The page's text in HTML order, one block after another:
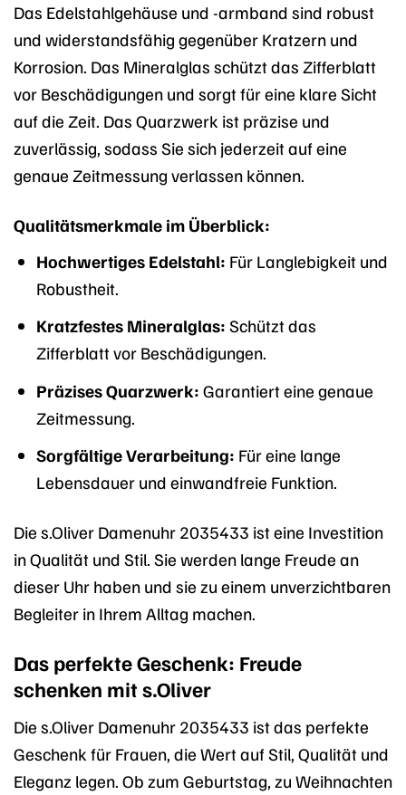
Das Edelstahlgehäuse und -armband sind robust
und widerstandsfähig gegenüber Kratzern und
Korrosion. Das Mineralglas schützt das Zifferblatt
vor Beschädigungen und sorgt für eine klare Sicht
auf die Zeit. Das Quarzwerk ist präzise und
zuverlässig, sodass Sie sich jederzeit auf eine
genaue Zeitmessung verlassen können.
Qualitätsmerkmale im Überblick:
Hochwertiges Edelstahl: Für Langlebigkeit und
Robustheit.
Kratzfestes Mineralglas: Schützt das
Zifferblatt vor Beschädigungen.
Präzises Quarzwerk: Garantiert eine genaue
Zeitmessung.
Sorgfältige Verarbeitung: Für eine lange
Lebensdauer und einwandfreie Funktion.
Die s.Oliver Damenuhr 2035433 ist eine Investition
in Qualität und Stil. Sie werden lange Freude an
dieser Uhr haben und sie zu einem unverzichtbaren
Begleiter in Ihrem Alltag machen.
Das perfekte Geschenk: Freude
schenken mit s.Oliver
Die s.Oliver Damenuhr 2035433 ist das perfekte
Geschenk für Frauen, die Wert auf Stil, Qualität und
Eleganz legen. Ob zum Geburtstag, zu Weihnachten